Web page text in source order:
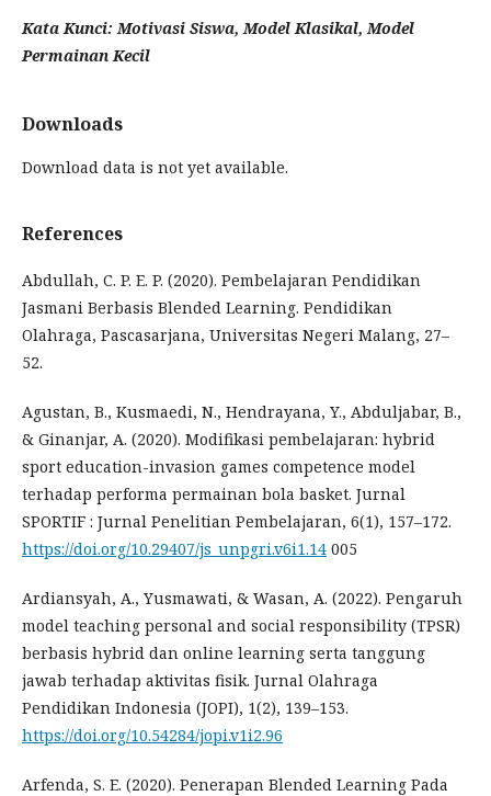
Kata Kunci: Motivasi Siswa, Model Klasikal, Model
Permainan Kecil
Downloads
Download data is not yet available.
References
Abdullah, C. P. E. P. (2020). Pembelajaran Pendidikan
Jasmani Berbasis Blended Learning. Pendidikan
Olahraga, Pascasarjana, Universitas Negeri Malang, 27–
52.
Agustan, B., Kusmaedi, N., Hendrayana, Y., Abduljabar, B.,
& Ginanjar, A. (2020). Modifikasi pembelajaran: hybrid
sport education-invasion games competence model
terhadap performa permainan bola basket. Jurnal
SPORTIF : Jurnal Penelitian Pembelajaran, 6(1), 157–172.
https://doi.org/10.29407/js_unpgri.v6i1.14 005
Ardiansyah, A., Yusmawati, & Wasan, A. (2022). Pengaruh
model teaching personal and social responsibility (TPSR)
berbasis hybrid dan online learning serta tanggung
jawab terhadap aktivitas fisik. Jurnal Olahraga
Pendidikan Indonesia (JOPI), 1(2), 139–153.
https://doi.org/10.54284/jopi.v1i2.96
Arfenda, S. E. (2020). Penerapan Blended Learning Pada